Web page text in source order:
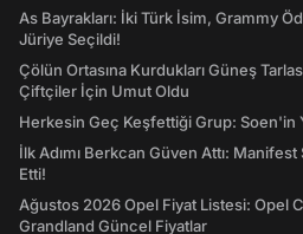
As Bayrakları: İki Türk İsim, Grammy
Jüriye Seçildi!
Çölün Ortasına Kurdukları Güneş
Çiftçiler İçin Umut Oldu
Herkesin Geç Keşfettiği Grup: Soen'in
İlk Adımı Berkcan Güven Attı: Manifest
Etti!
Ağustos 2026 Opel Fiyat Listesi: Opel
Grandland Güncel Fiyatlar